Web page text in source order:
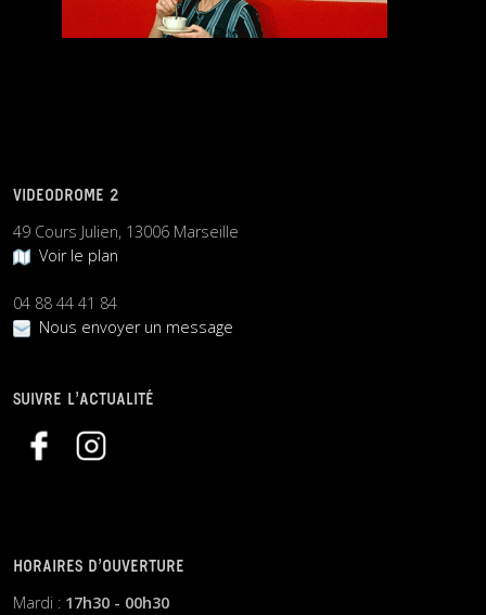
VIDEODROME 2
49 Cours Julien, 13006 Marseille
Voir le plan
04 88 44 41 84
Nous envoyer un message
SUIVRE L’ACTUALITÉ
HORAIRES D’OUVERTURE
Mardi : 17h30 - 00h30